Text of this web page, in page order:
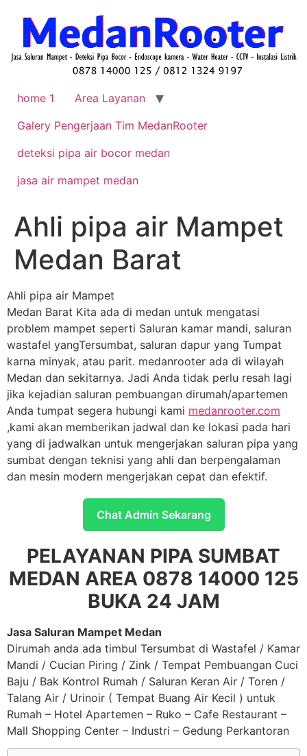
home 1
Area Layanan
Galery Pengerjaan Tim MedanRooter
deteksi pipa air bocor medan
jasa air mampet medan
Ahli pipa air Mampet
Medan Barat
Ahli pipa air Mampet
Medan Barat Kita ada di medan untuk mengatasi
problem mampet seperti Saluran kamar mandi, saluran
wastafel yangTersumbat, saluran dapur yang Tumpat
karna minyak, atau parit. medanrooter ada di wilayah
Medan dan sekitarnya. Jadi Anda tidak perlu resah lagi
jika kejadian saluran pembuangan dirumah/apartemen
Anda tumpat segera hubungi kami medanrooter.com
,kami akan memberikan jadwal dan ke lokasi pada hari
yang di jadwalkan untuk mengerjakan saluran pipa yang
sumbat dengan teknisi yang ahli dan berpengalaman
dan mesin modern mengerjakan cepat dan efektif.
Chat Admin Sekarang
PELAYANAN PIPA SUMBAT
MEDAN AREA 0878 14000 125
BUKA 24 JAM
Jasa Saluran Mampet Medan
Dirumah anda ada timbul Tersumbat di Wastafel / Kamar
Mandi / Cucian Piring / Zink / Tempat Pembuangan Cuci
Baju / Bak Kontrol Rumah / Saluran Keran Air / Toren /
Talang Air / Urinoir ( Tempat Buang Air Kecil ) untuk
Rumah – Hotel Apartemen – Ruko – Cafe Restaurant –
Mall Shopping Center – Industri – Gedung Perkantoran